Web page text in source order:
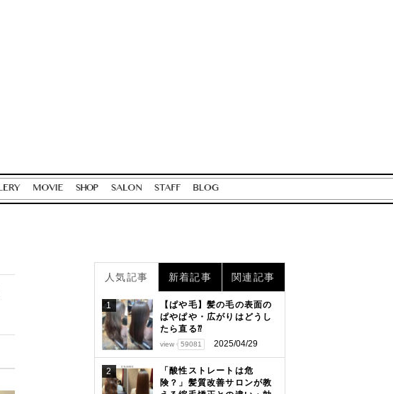
人気記事 新着記事 関連記事
1
【ぱや毛】髪の毛の表面の
ぱやぱや・広がりはどうし
たら直る⁇
view 59081 2025/04/29
2
「酸性ストレートは危
険？」髪質改善サロンが教